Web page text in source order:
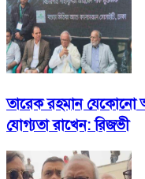
তারেক রহমান যেকোনো
যোগ্যতা রাখেন: রিজভী